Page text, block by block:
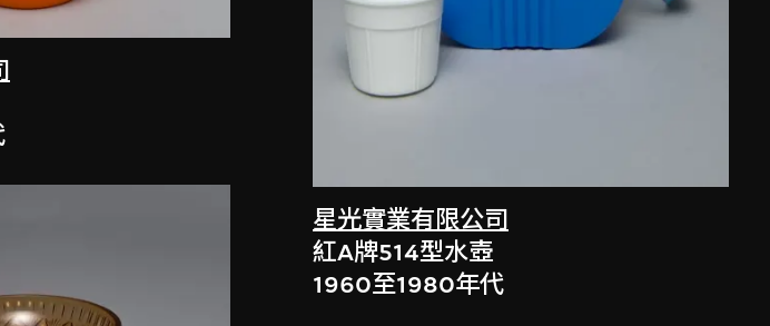
星光實業有限公司
紅A牌514型水壺
1960至1980年代